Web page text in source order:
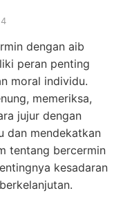
dengan aib
peran penting
moral individu.
memeriksa,
jujur dengan
dan mendekatkan
tentang bercermin
kesadaran